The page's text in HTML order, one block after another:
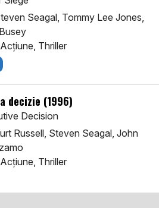
Seagal, Tommy Lee Jones,
Acţiune, Thriller
decizie (1996)
Decision
Russell, Steven Seagal, John
Acţiune, Thriller